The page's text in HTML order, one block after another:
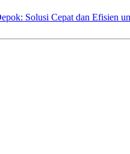
Solusi Cepat dan Efisien